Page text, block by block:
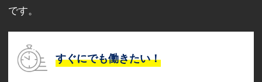
です。
すぐにでも働きたい！